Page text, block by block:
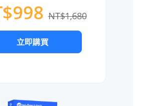
NT$1,680
立即購買